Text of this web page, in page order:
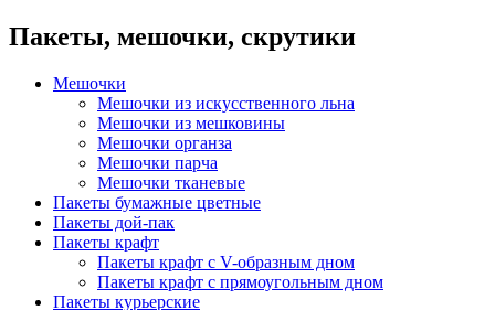
Пакеты, мешочки, скрутики
Мешочки
Мешочки из искусственного льна
Мешочки из мешковины
Мешочки органза
Мешочки парча
Мешочки тканевые
Пакеты бумажные цветные
Пакеты дой-пак
Пакеты крафт
Пакеты крафт с V-образным дном
Пакеты крафт с прямоугольным дном
Пакеты курьерские